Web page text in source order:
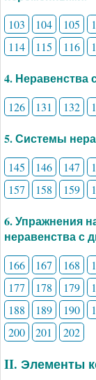
103 104 105
114
115 116
4.
126 131 132
5. Системы
145 146 147
157
158 159
6. Упражнения
неравенства с
166 167 168
177
178 179
188
189 190
200
201 202
II. Элементы